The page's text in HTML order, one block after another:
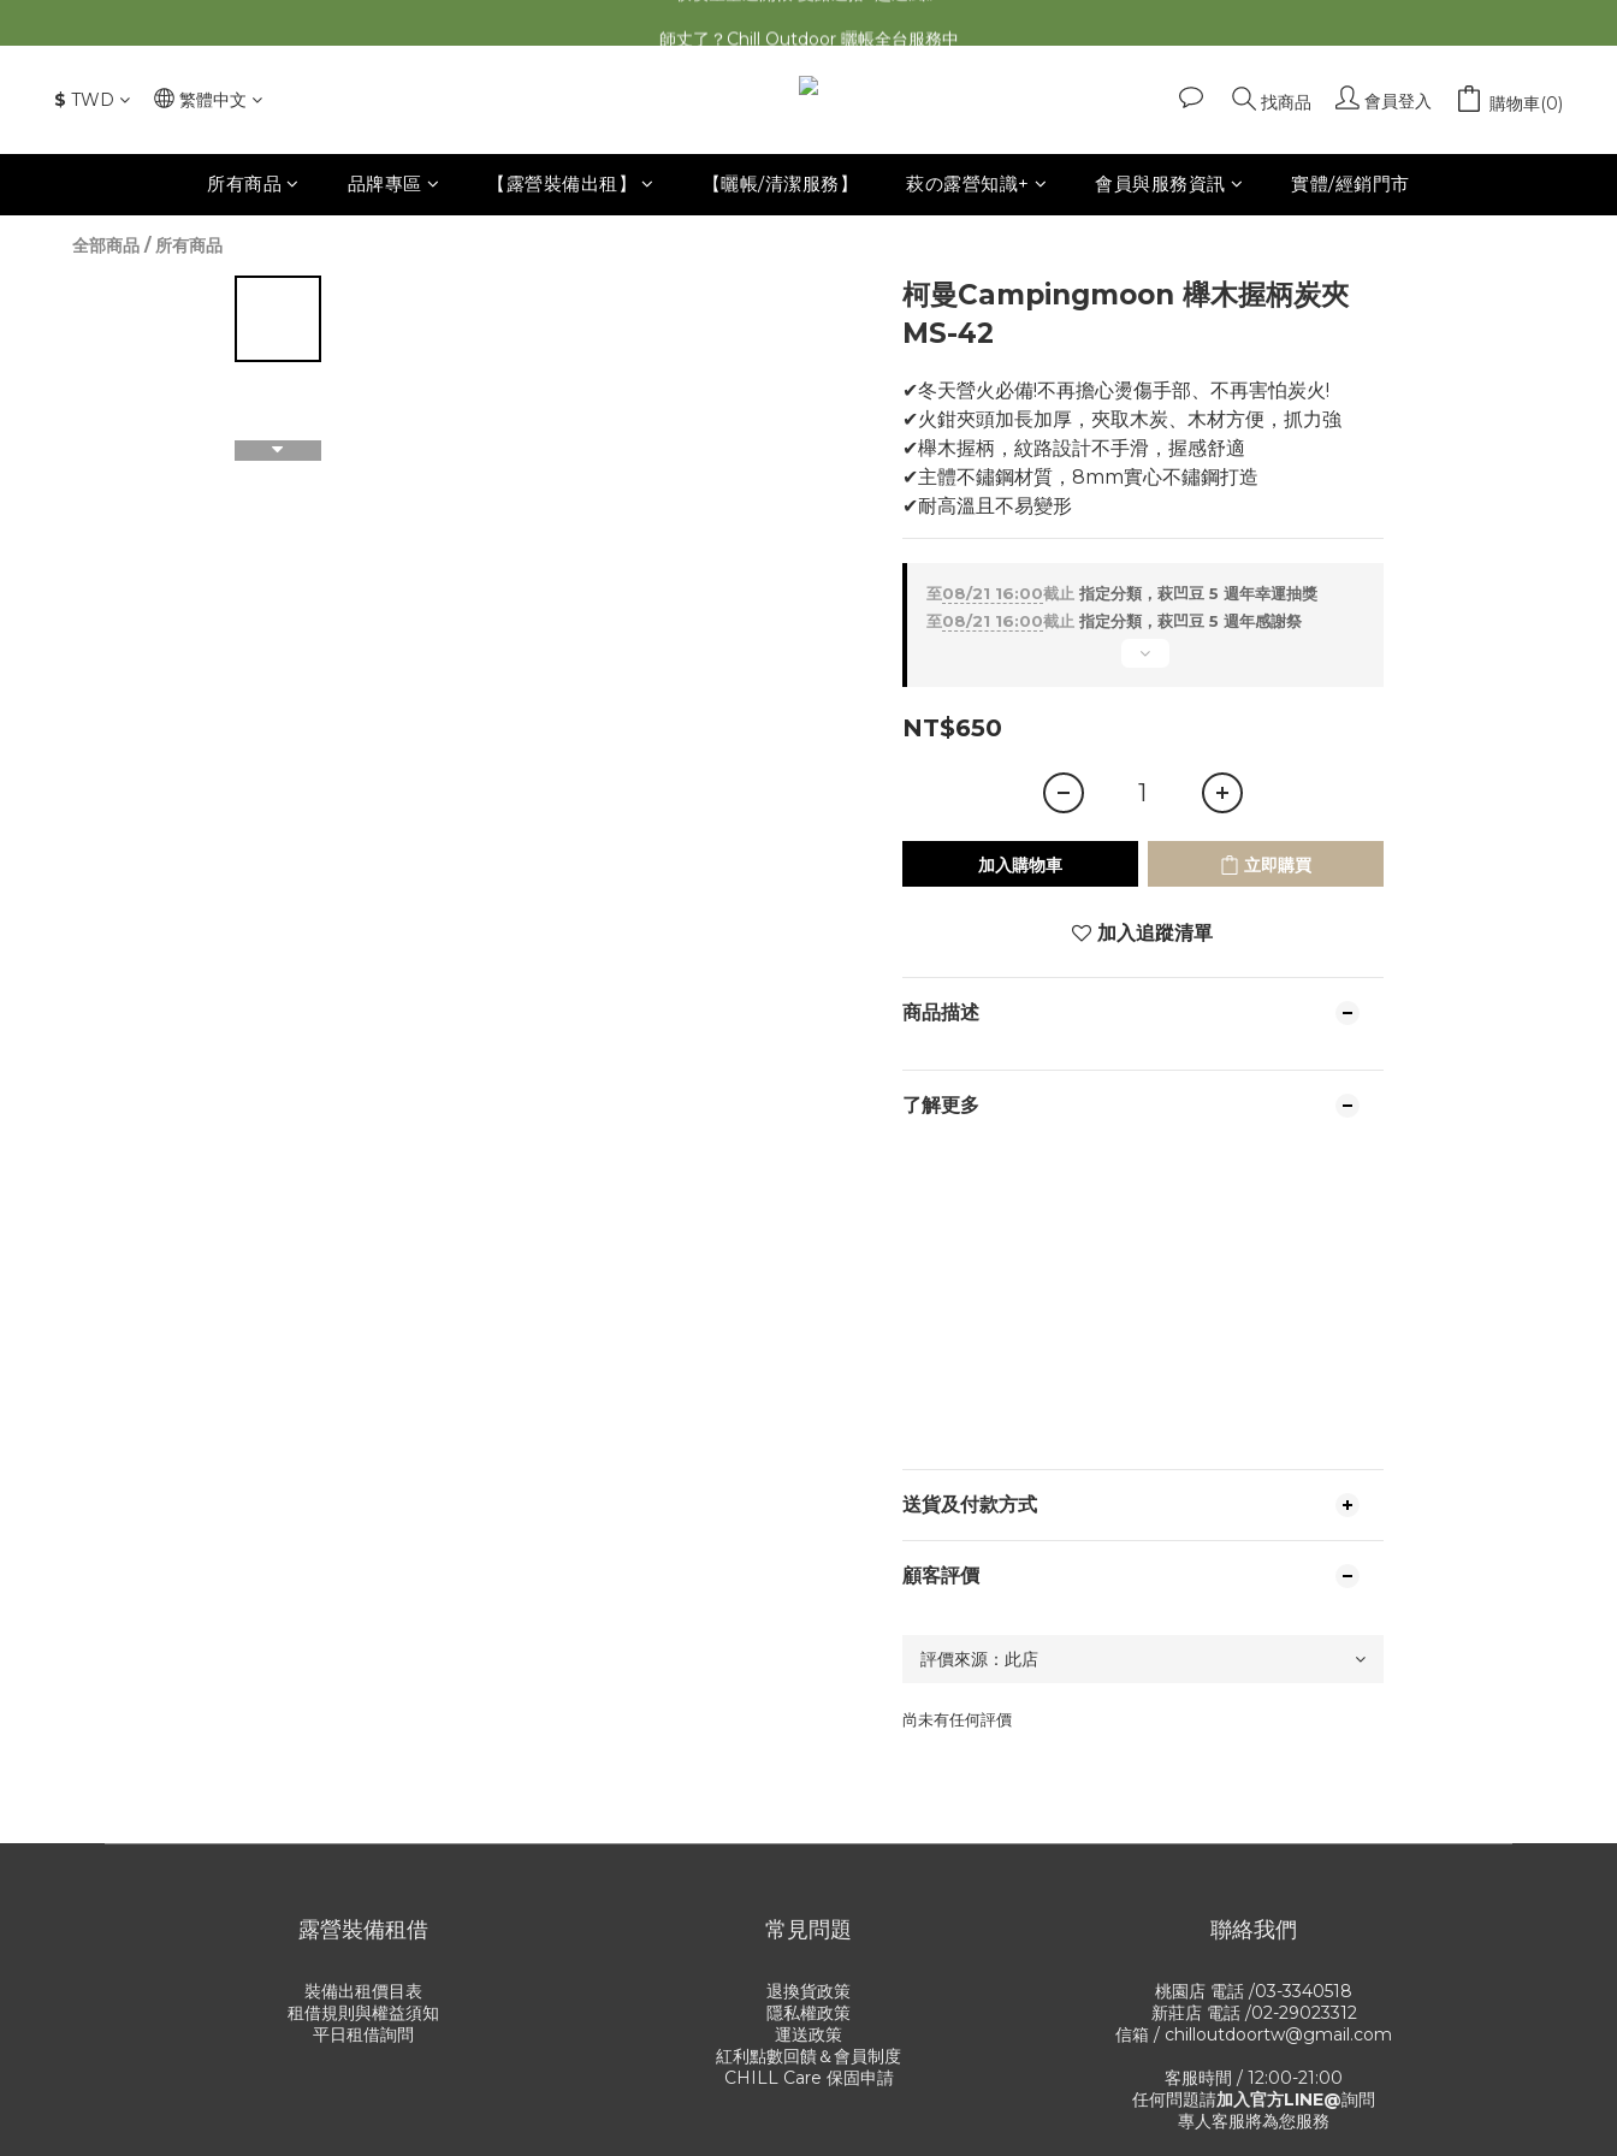
$ TWD 繁體中文 找商品 會員登入 購物車(0)
所有商品 品牌專區 【露營裝備出租】 【曬帳/清潔服務】 萩の露營知識+ 會員與服務資訊 實體/經銷門市
全部商品 / 所有商品
柯曼Campingmoon 櫸木握柄炭夾
MS-42
✔冬天營火必備!不再擔心燙傷手部、不再害怕炭火!
✔火鉗夾頭加長加厚，夾取木炭、木材方便，抓力強
✔櫸木握柄，紋路設計不手滑，握感舒適
✔主體不鏽鋼材質，8mm實心不鏽鋼打造
✔耐高溫且不易變形
至08/21 16:00截止 指定分類，萩凹豆 5 週年幸運抽獎
至08/21 16:00截止 指定分類，萩凹豆 5 週年感謝祭
NT$650
加入購物車 立即購買
加入追蹤清單
商品描述
了解更多
送貨及付款方式
顧客評價
尚未有任何評價
立即購買
露營裝備租借
裝備出租價目表
租借規則與權益須知
平日租借詢問
常見問題
退換貨政策
隱私權政策
運送政策
紅利點數回饋＆會員制度
CHILL Care 保固申請
聯絡我們
桃園店 電話 /03-3340518
新莊店 電話 /02-29023312
信箱 / chilloutdoortw@gmail.com
客服時間 / 12:00-21:00
任何問題請加入官方LINE@詢問
專人客服將為您服務